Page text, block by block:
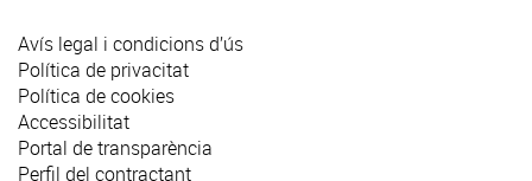
Avís legal i condicions d’ús
Política de privacitat
Política de cookies
Accessibilitat
Portal de transparència
Perfil del contractant